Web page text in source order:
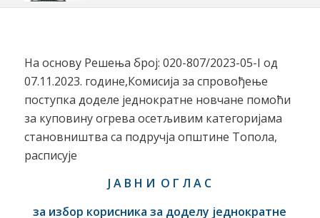
На основу Решења број: 020-807/2023-05-I од
07.11.2023. године,Комисија за спровођење
поступка доделе једнократне новчане помоћи
за куповину огрева осетљивим категоријама
становништва са подручја општине Топола,
расписује
Ј А В Н И О Г Л А С
за избор корисника за доделу једнократне